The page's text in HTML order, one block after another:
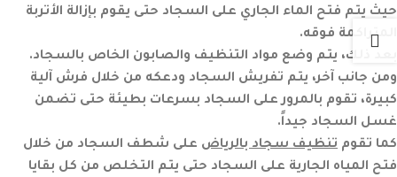
حيث يتم فتح الماء الجاري على السجاد حتى يقوم بإزالة الأتربة
المتراكمة فوقه.
بعد ذلك، يتم وضع مواد التنظيف والصابون الخاص بالسجاد.
ومن جانب آخر، يتم تفريش السجاد ودعكه من خلال فرش آلية
كبيرة، تقوم بالمرور على السجاد بسرعات بطيئة حتى تضمن
غسل السجاد جيداً.
كما تقوم تنظيف سجاد بالرياض على شطف السجاد من خلال
فتح المياه الجارية على السجاد حتى يتم التخلص من كل بقايا